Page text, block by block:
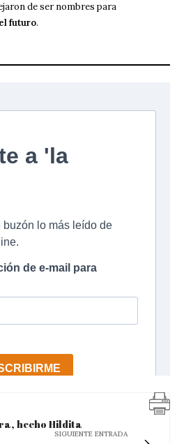
de ser nombres para
futuro.
hecho Hildita
SIGUIENTE ENTRADA